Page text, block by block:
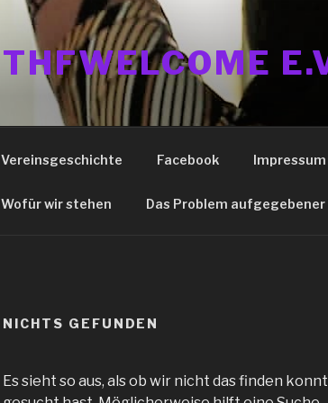
THFWELCOME
Vereinsgeschichte Facebook Impressum
Wofür wir stehen Das Problem
NICHTS GEFUNDEN
Es sieht so aus, als ob wir nicht das finden